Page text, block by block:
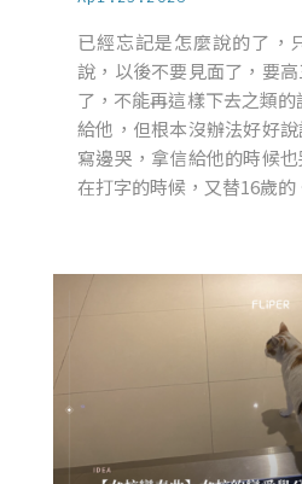
已經忘記是怎麼說的了，
說，以後不要見面了，要
了，不能再這樣下去之類
給他，但根本沒辦法好好
寫邊哭，拿信給他的時候
在打字的時候，又替16歲